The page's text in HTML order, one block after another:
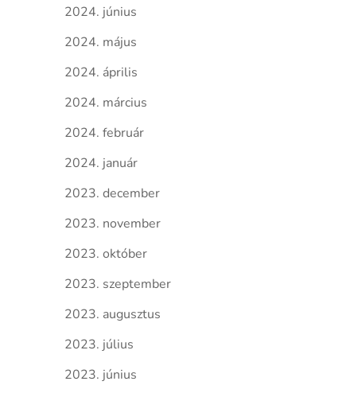
2024. június
2024. május
2024. április
2024. március
2024. február
2024. január
2023. december
2023. november
2023. október
2023. szeptember
2023. augusztus
2023. július
2023. június